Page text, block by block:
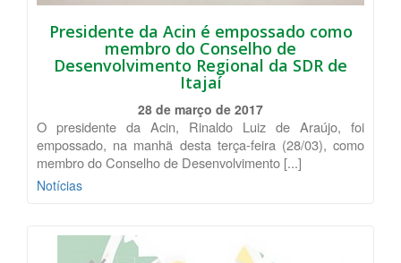
Presidente da Acin é empossado como
membro do Conselho de
Desenvolvimento Regional da SDR de
Itajaí
28 de março de 2017
O presidente da Acin, Rinaldo Luiz de Araújo, foi
empossado, na manhã desta terça-feira (28/03), como
membro do Conselho de Desenvolvimento [...]
Notícias